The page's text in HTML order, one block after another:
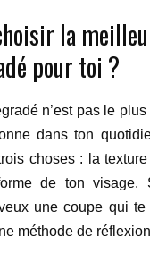
la
pour toi ?
n’est pas le
dans ton
choses : la
de ton visage.
une coupe qui te
méthode de